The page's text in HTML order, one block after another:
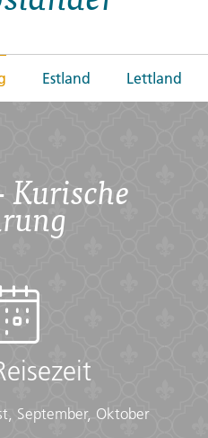
Estland Lettland
September, Oktober